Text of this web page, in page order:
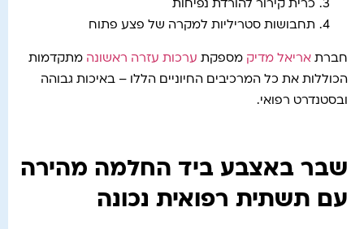
כרית קירור להורדת נפיחות
תחבושות סטריליות למקרה של פצע פתוח
חברת אריאל מדיק מספקת ערכות עזרה ראשונה מתקדמות
הכוללות את כל המרכיבים החיוניים הללו – באיכות גבוהה
ובסטנדרט רפואי.
שבר באצבע ביד החלמה מהירה
עם תשתית רפואית נכונה